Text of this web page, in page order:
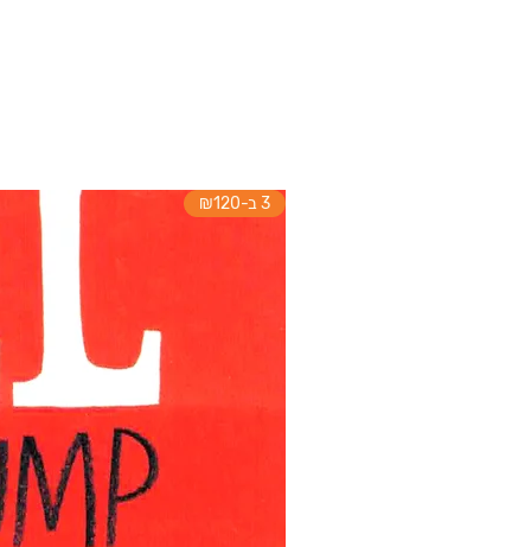
3 ב-₪120